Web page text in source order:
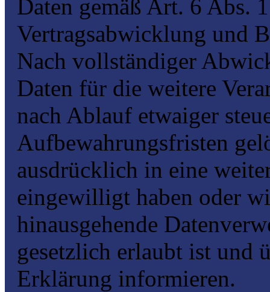
Daten gemäß Art. 6 Abs.
Vertragsabwicklung und
Nach vollständiger
Daten für die weitere
nach Ablauf etwaiger
Aufbewahrungsfristen
ausdrücklich in eine
eingewilligt haben oder
hinausgehende
gesetzlich erlaubt ist und
Erklärung informieren.